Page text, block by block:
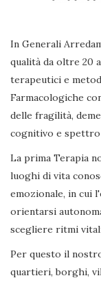
In Generali
qualità da oltre 20
terapeutici e
Farmacologiche
delle fragilità,
cognitivo e
La prima Terapia
luoghi di vita
emozionale, in cui
orientarsi
scegliere ritmi
Per questo il
quartieri, borghi,